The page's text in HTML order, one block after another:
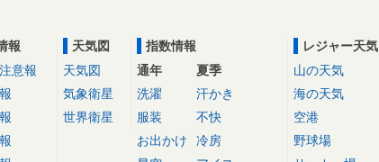
報
意報
天気図
天気図
気象衛星
世界衛星
指数情報
通年
洗濯
服装
お出かけ
夏季
汗かき
不快
冷房
レジャー天気
山の天気
海の天気
空港
野球場